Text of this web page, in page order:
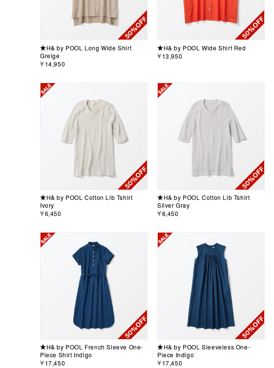
★H& by POOL Long Wide Shirt
Greige
￥14,950
★H& by POOL Wide Shirt Red
￥13,950
★H& by POOL Cotton Lib Tshirt
Ivory
￥6,450
★H& by POOL Cotton Lib Tshirt
Silver Gray
￥6,450
★H& by POOL French Sleeve One-
Piece Shirt Indigo
￥17,450
★H& by POOL Sleeveless One-
Piece Indigo
￥17,450